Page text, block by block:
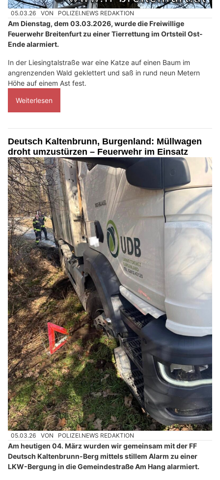
05.03.26 VON POLIZEI.NEWS REDAKTION
Am Dienstag, dem 03.03.2026, wurde die Freiwillige
Feuerwehr Breitenfurt zu einer Tierrettung im Ortsteil Ost-
Ende alarmiert.
In der Liesingtalstraße war eine Katze auf einen Baum im
angrenzenden Wald geklettert und saß in rund neun Metern
Höhe auf einem Ast fest.
Weiterlesen
Deutsch Kaltenbrunn, Burgenland: Müllwagen
droht umzustürzen – Feuerwehr im Einsatz
05.03.26 VON POLIZEI.NEWS REDAKTION
Am heutigen 04. März wurden wir gemeinsam mit der FF
Deutsch Kaltenbrunn-Berg mittels stillem Alarm zu einer
LKW-Bergung in die Gemeindestraße Am Hang alarmiert.